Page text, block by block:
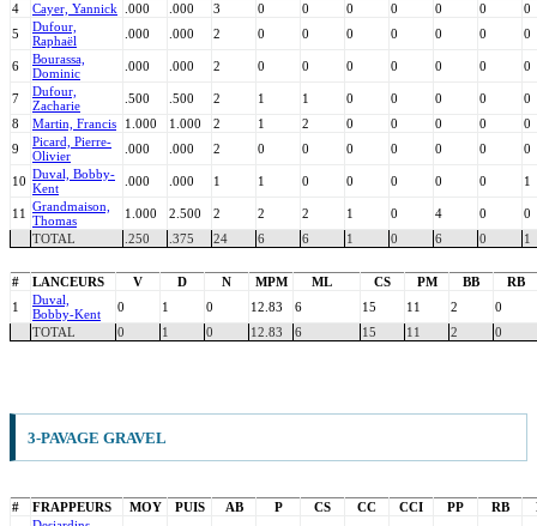
4
Cayer, Yannick .000 .000 3 0 0 0 0 0 0
0
5
Dufour,
Raphaël
.000 .000 2 0 0 0 0 0 0 0
6
Bourassa,
Dominic
.000 .000 2 0 0 0 0 0 0 0
7
Dufour,
Zacharie
.500 .500 2 1 1 0 0 0 0
0
8
Martin, Francis 1.000 1.000 2 1 2 0 0 0 0
0
9
Picard, Pierre-
Olivier
.000 .000 2 0 0 0 0 0 0 0
10 Duval, Bobby-
Kent
.000 .000 1 1 0 0 0 0 0 1
11 Grandmaison,
Thomas
1.000 2.500 2 2 2 1 0 4 0
0
TOTAL
.250 .375 24 6 6 1 0 6 0 1
# LANCEURS V D N MPM ML CS PM BB
RB
1
Duval,
Bobby-Kent
0 1 0 12.83 6 15 11 2
0
TOTAL
0 1 0 12.83 6 15 11 2 0
3-PAVAGE GRAVEL
# FRAPPEURS MOY PUIS AB P CS CC CCI PP RB